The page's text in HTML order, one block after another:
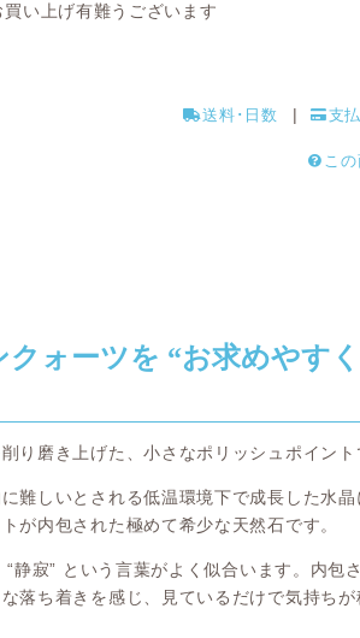
買い上げ有難うございます
送料･日数 支
こ
ォーツを “お求めやす
り磨き上げた、小さなポリッシュポイント
難しいとされる低温環境下で成長した水
が内包された極めて希少な天然石です。
静寂” という言葉がよく似合います。内包
落ち着きを感じ、見ているだけで気持ち